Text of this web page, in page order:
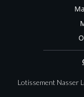
Lotissement Nasser